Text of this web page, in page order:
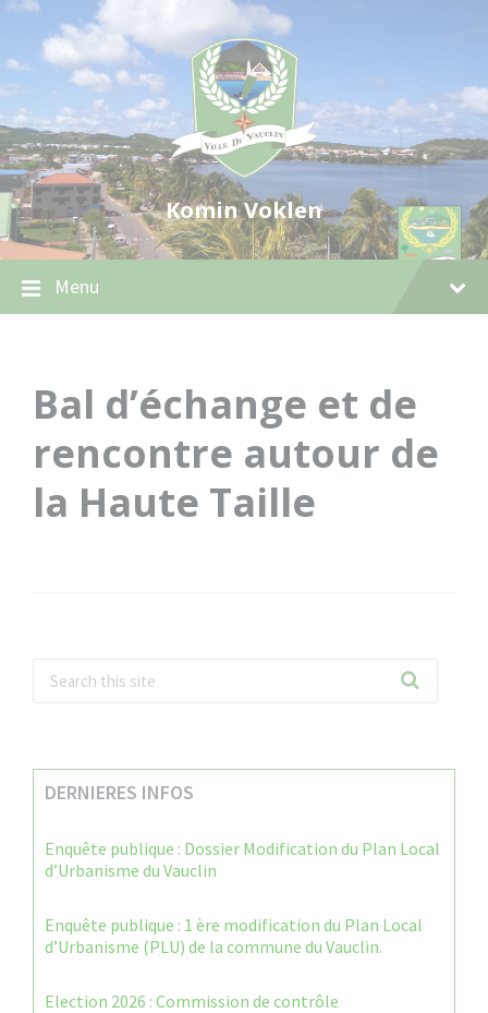
Skip
content
Skip
navigation
Skip
footer
Komin Voklen
Menu
Bal d’échange et de
rencontre autour de
la Haute Taille
DERNIERES INFOS
Enquête publique : Dossier Modification du Plan Local
d’Urbanisme du Vauclin
Enquête publique : 1 ère modification du Plan Local
d’Urbanisme (PLU) de la commune du Vauclin.
Election 2026 : Commission de contrôle